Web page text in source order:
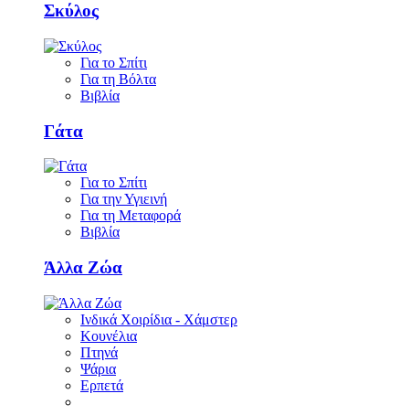
Σκύλος
Για το Σπίτι
Για τη Βόλτα
Βιβλία
Γάτα
Για το Σπίτι
Για την Υγιεινή
Για τη Μεταφορά
Βιβλία
Άλλα Ζώα
Ινδικά Χοιρίδια - Χάμστερ
Κουνέλια
Πτηνά
Ψάρια
Ερπετά